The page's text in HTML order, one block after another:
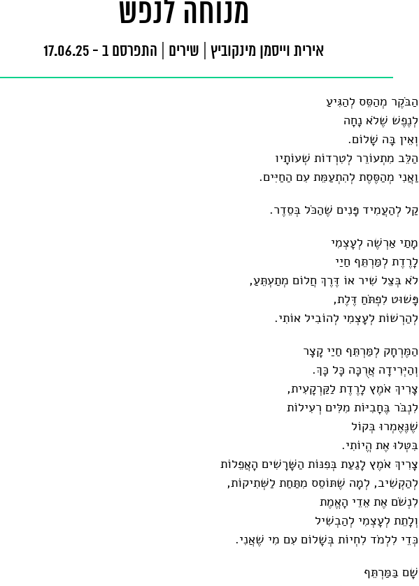
מנוחה לנפש
אירית וייסמן מינקוביץ שירים התפרסם ב - 17.06.25
הַבֹּקֶר מְהַסֵּס לְהַגִּיעַ
לְנֶפֶשׁ שֶׁלֹא נָחָה
וְאֵין בָּה שָׁלוֹם.
הַלֵּב מִתְעוֹרֵר לְטִרְדוֹת שְׁעוֹתָיו
וַאֲנִי מְהַסֶּסֶת לְהִתְעַמֵּת עִם הַחַיִּים.
קַל לְהַעֲמִיד פָּנִים שֶׁהַכֹּל בְּסֵדֶר.
מָתַי אַרְשֶׁה לְעָצְמִי
לָרֶדֶת לְמַּרְתֵּף חַיַי
לֹא בְּצֵל שִׁיר אוֹ דֶּרֶךְ חֲלוֹם מְתַעְתֵּעַ,
פָּשׁוּט לִפְתֹּחַ דֶּלֶת,
לְהַרְשׁוֹת לְעָצְמִי לְהוֹבִיל אוֹתִי.
הַמֶּרְחָק לְמַּרְתֵּף חַיַי קָצָר
וְהַיְּרִידָה אֲרֻכָּה כָּל כָּךְ.
צָרִיךְ אֹמֶץ לָרֶדֶת לַקַּרְקָעִית,
לִנְבֹּר בֶּחָבִיּוֹת מִלִּים רְעִילוֹת
שֶׁנֶּאֶמְרוּ בְּקוֹל
בִּטְּלוּ אֶת הֱיוֹתִי.
צָרִיךְ אֹמֶץ לָגַעַת בְּפִנּוֹת הַשָּׁרָשִׁים הָאֲפֵלוֹת
לְהַקְשִׁיב, לְמָה שֶׁתּוֹסֵס מִתַּחַת לַשְּׁתִיקוֹת,
לִנְשֹׁם אֶת אֵדֵי הָאֱמֶת
וְלָתֵת לְעָצְמִי לְהַבְשִׁיל
כְּדֵי לִלְמֹד לִחְיוֹת בְּשָׁלוֹם עִם מִי שֶׁאֲנִי.
שָׁם בַּמַּרְתֵּף